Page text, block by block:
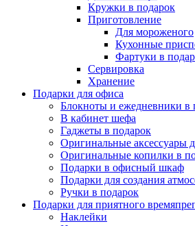
Кружки в подарок
Приготовление
Для мороженого
Кухонные
Фартуки в
Сервировка
Хранение
Подарки для офиса
Блокноты и ежедневники в
В кабинет шефа
Гаджеты в подарок
Оригинальные аксессуары
Оригинальные копилки в
Подарки в офисный шкаф
Подарки для создания
Ручки в подарок
Подарки для приятного
Наклейки